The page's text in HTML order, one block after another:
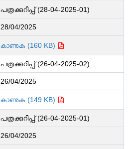
പത്രക്കുറിപ്പ് (28-04-2025-01)
28/04/2025
കാണുക (160 KB)
പത്രക്കുറിപ്പ് (26-04-2025-02)
26/04/2025
കാണുക (149 KB)
പത്രക്കുറിപ്പ് (26-04-2025-01)
26/04/2025